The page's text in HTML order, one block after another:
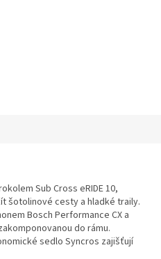
Sub Cross eRIDE 10,
šotolinové cesty a hladké traily.
Bosch Performance CX a
do rámu.
sedlo Syncros zajišťují